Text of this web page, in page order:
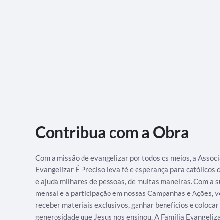
Contribua com a Obra
Com a missão de evangelizar por todos os meios, a
Evangelizar É Preciso leva fé e esperança para católicos
e ajuda milhares de pessoas, de muitas maneiras. Com a
mensal e a participação em nossas Campanhas e Ações,
receber materiais exclusivos, ganhar benefícios e
generosidade que Jesus nos ensinou. A Família